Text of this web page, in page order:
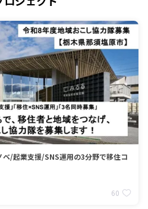
ベ/起業支援/SNS運用の3分野で移住コ
60